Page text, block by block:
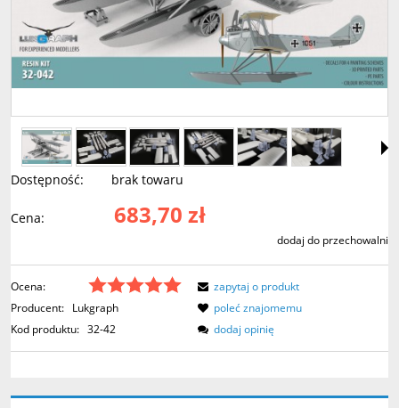
Dostępność: brak towaru
Cena: 683,70 zł
dodaj do przechowalni
Ocena:
Producent: Lukgraph
Kod produktu: 32-42
zapytaj o produkt
poleć znajomemu
dodaj opinię